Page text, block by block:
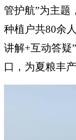
管护航”为主题
种植户共80余
讲解+互动答疑
口，为夏粮丰